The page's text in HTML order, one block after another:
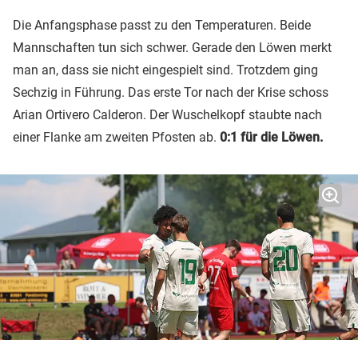
Die Anfangsphase passt zu den Temperaturen. Beide
Mannschaften tun sich schwer. Gerade den Löwen merkt
man an, dass sie nicht eingespielt sind. Trotzdem ging
Sechzig in Führung. Das erste Tor nach der Krise schoss
Arian Ortivero Calderon. Der Wuschelkopf staubte nach
einer Flanke am zweiten Pfosten ab. 0:1 für die Löwen.